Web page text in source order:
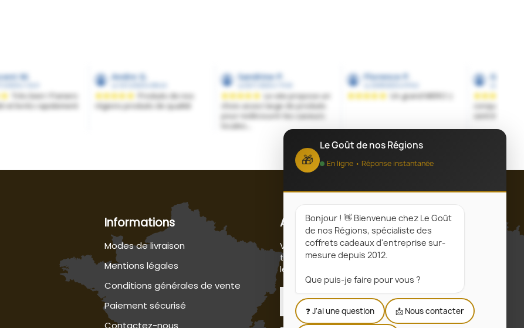
Informations
Modes de livraison
Mentions légales
Conditions générales de vente
Paiement sécurisé
Contactez-nous
Abonnez-vous
Vous pouvez vous désinscrire à tout moment. Vous
trouverez pour cela nos informations de contact dans
les conditions d'utilisation du site.
S’abonner
🎁
Le Goût de nos Régions
En ligne • Réponse instantanée
Bonjour ! 👋 Bienvenue chez Le Goût
de nos Régions, spécialiste des
coffrets cadeaux d'entreprise sur-
mesure depuis 2012.
Que puis-je faire pour vous ?
❓ J'ai une question 📩 Nous contacter